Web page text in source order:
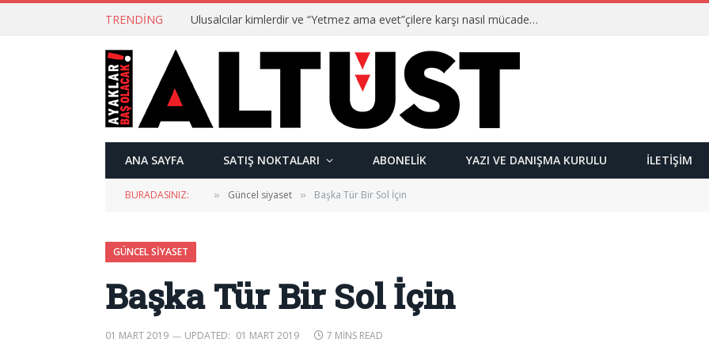
TRENDING Ulusalcılar kimlerdir ve “Yetmez ama evet”çilere karşı nasıl mücadele ederler?
ANA SAYFA SATIŞ NOKTALARI ABONELIK YAZI VE DANIŞMA KURULU İLETIŞIM
BURADASINIZ: » Güncel siyaset » Başka Tür Bir Sol İçin
GÜNCEL SIYASET
Başka Tür Bir Sol İçin
01 MART 2019 UPDATED: 01 MART 2019 7 MINS READ